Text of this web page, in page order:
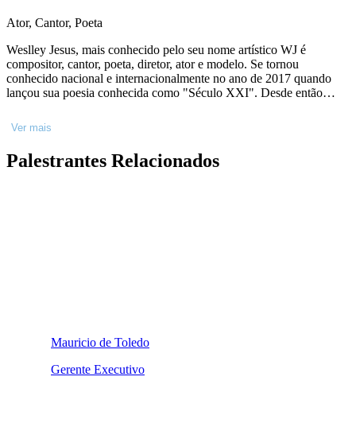
Ator, Cantor, Poeta
Weslley Jesus, mais conhecido pelo seu nome artístico WJ é
compositor, cantor, poeta, diretor, ator e modelo. Se tornou
conhecido nacional e internacionalmente no ano de 2017 quando
lançou sua poesia conhecida como "Século XXI". Desde então
"O Pior Poeta Do Mundo", "Sobre A Cena?" e "Minha Última
Poesia". Interpretou diversos papéis na televisão e no streaming. Seu
Lázaro Ramos. Depois, Garnizé na novela Amor De Mãe. Teve
Ver mais
Palestrantes Relacionados
Mauricio de Toledo
Gerente Executivo